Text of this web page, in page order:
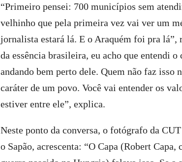
“Primeiro pensei: 700 municípios sem
velhinho que pela primeira vez vai ver um
jornalista estará lá. E o Araquém foi pra lá”,
da essência brasileira, eu acho que entendi o
andando bem perto dele. Quem não faz isso
caráter de um povo. Você vai entender os
estiver entre ele”, explica.
Neste ponto da conversa, o fotógrafo da
o Sapão, acrescenta: “O Capa (Robert